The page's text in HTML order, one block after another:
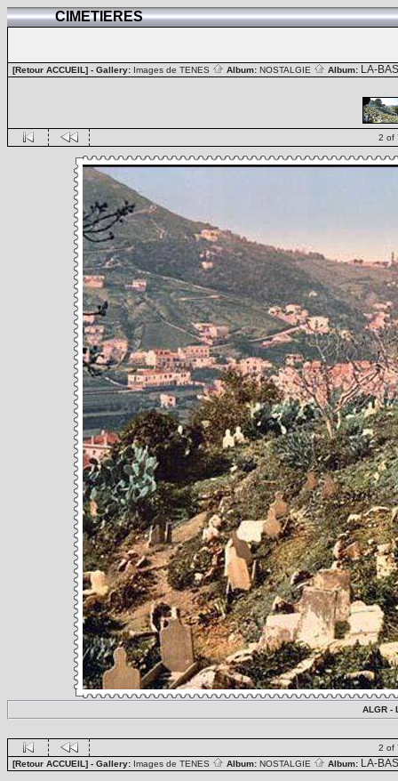
CIMETIERES
[Retour ACCUEIL] - Gallery: Images de TENES Album: NOSTALGIE Album: LA-BAS
2 of
ALGR -
2 of
[Retour ACCUEIL] - Gallery: Images de TENES Album: NOSTALGIE Album: LA-BAS